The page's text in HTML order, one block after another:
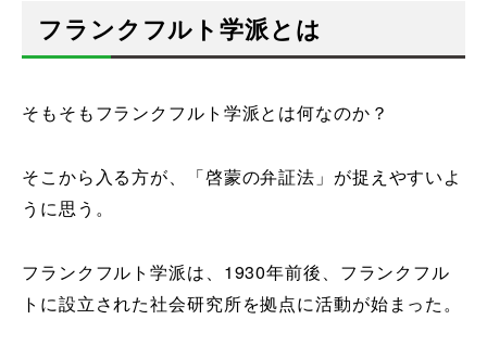
フランクフルト学派とは
そもそもフランクフルト学派とは何なのか？
そこから入る方が、「啓蒙の弁証法」が捉えやすいよ
うに思う。
フランクフルト学派は、1930年前後、フランクフル
トに設立された社会研究所を拠点に活動が始まった。